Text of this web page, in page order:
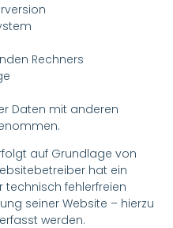
Rechners
Daten mit anderen
auf Grundlage von
hat ein
fehlerfreien
seiner Website – hierzu
werden.